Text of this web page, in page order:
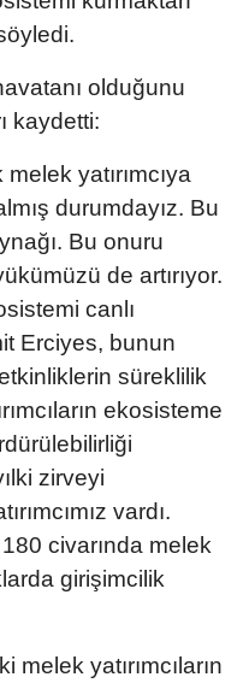
olduğunu
kaydetti:
yatırımcıya
durumdayız. Bu
Bu onuru
de artırıyor.
canlı
Erciyes, bunun
süreklilik
ekosisteme
zirveyi
vardı.
civarında melek
girişimcilik
melek yatırımcıların